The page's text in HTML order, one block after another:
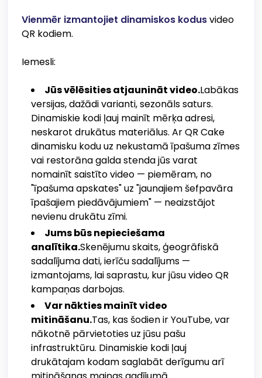
Vienmēr izmantojiet dinamiskos kodusvideo
QR kodiem.
Iemesli:
Jūs vēlēsities atjaunināt video.Labākas
versijas, dažādi varianti, sezonāls saturs.
Dinamiskie kodi ļauj mainīt mērķa adresi,
neskarot drukātus materiālus. Ar QR Cake
dinamisku kodu uz nekustamā īpašuma zīmes
vai restorāna galda stenda jūs varat
nomainīt saistīto video — piemēram, no
"īpašuma apskates" uz "jaunajiem šefpavāra
īpašajiem piedāvājumiem" — neaizstājot
nevienu drukātu zīmi.
Jums būs nepieciešama
analītika.Skenējumu skaits, ģeogrāfiskā
sadalījuma dati, ierīču sadalījums —
izmantojams, lai saprastu, kur jūsu video QR
kampaņas darbojas.
Var nākties mainīt video
mitināšanu.Tas, kas šodien ir YouTube, var
nākotnē pārvietoties uz jūsu pašu
infrastruktūru. Dinamiskie kodi ļauj
drukātajam kodam saglabāt derīgumu arī